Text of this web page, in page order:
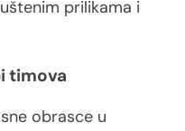
prilikama i
timova
obrasce u